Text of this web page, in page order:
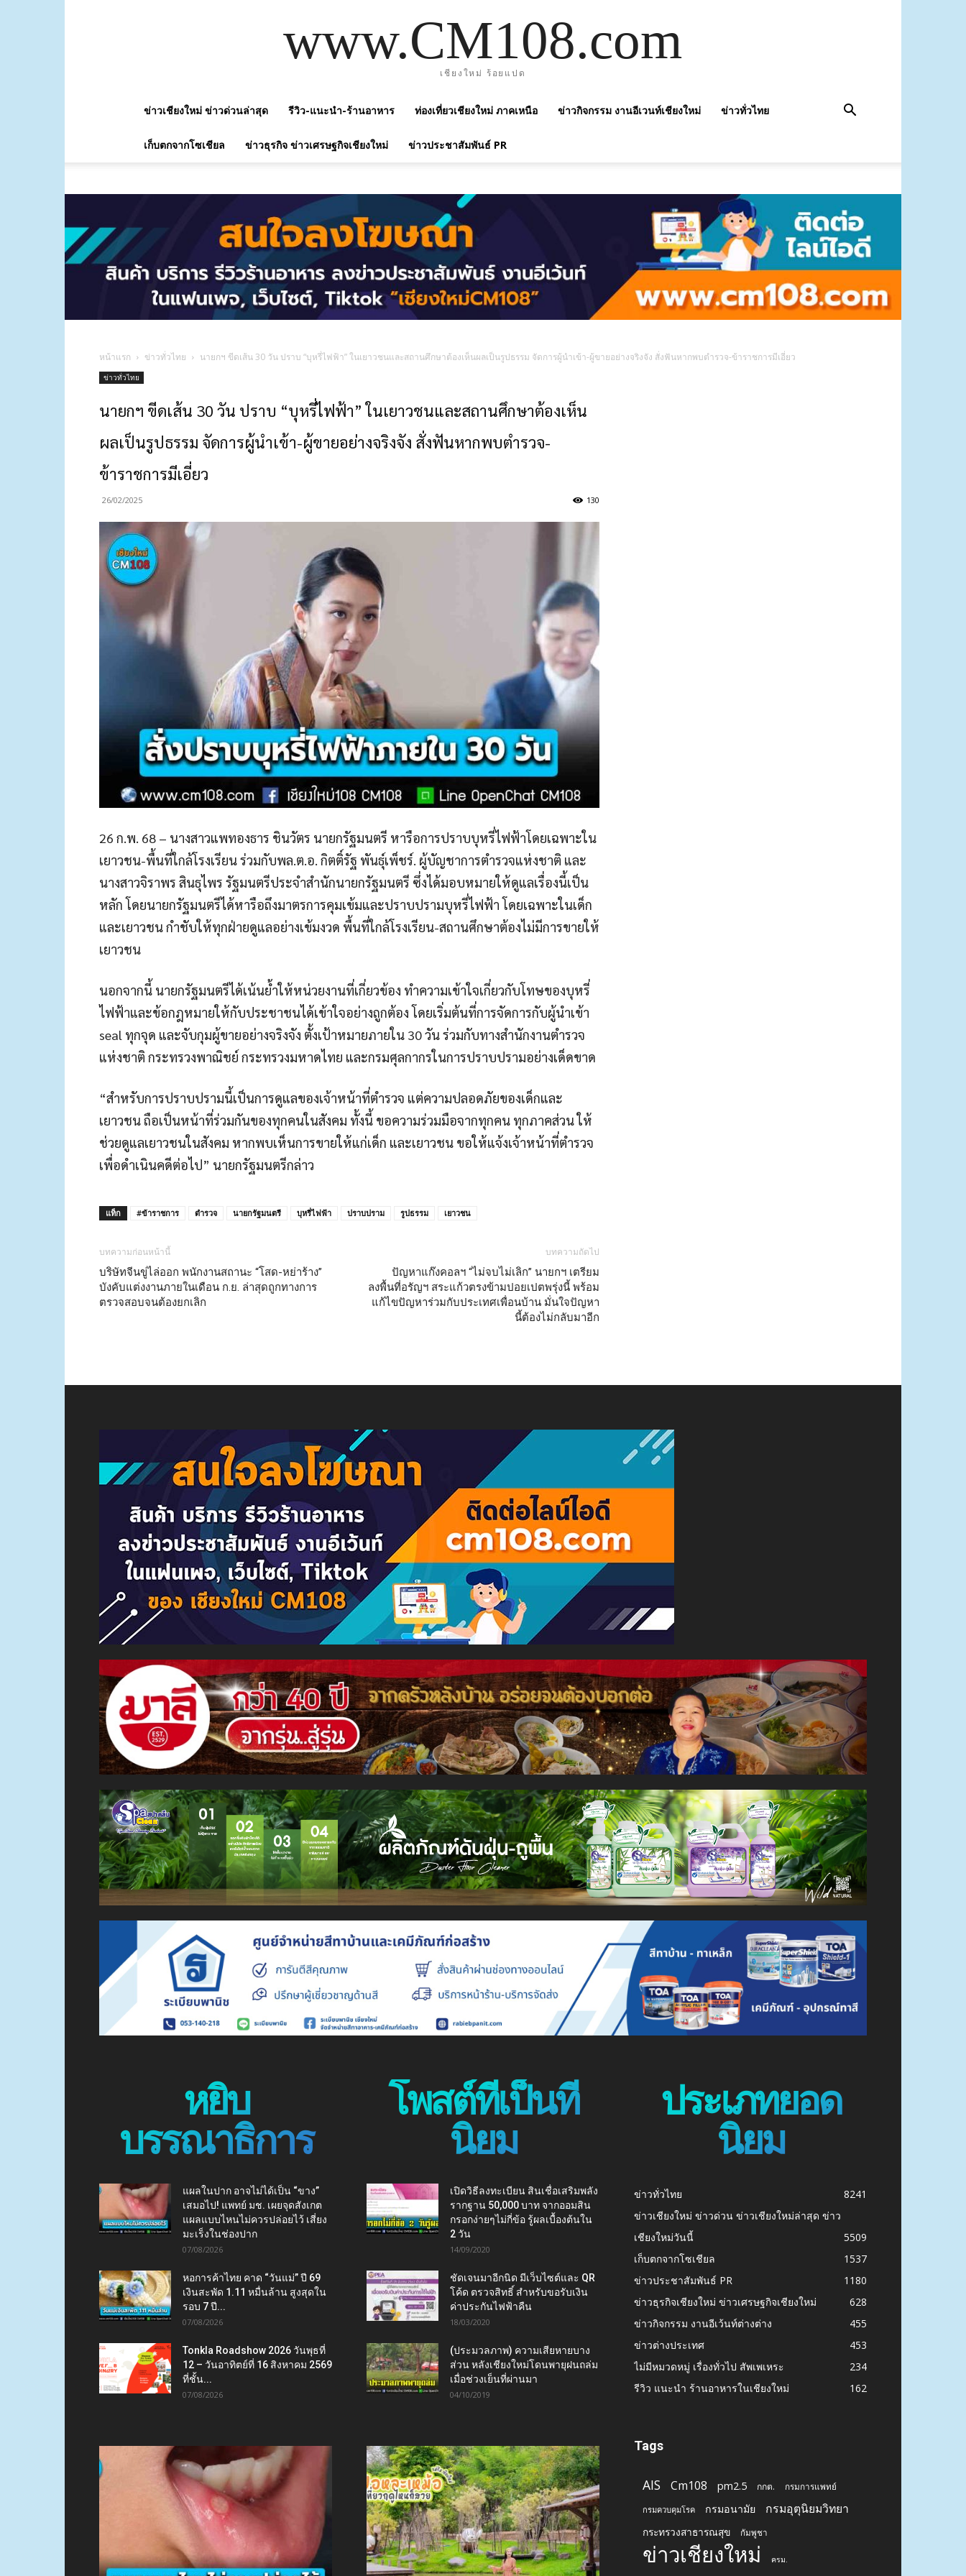
www.CM108.com
เชียงใหม่ ร้อยแปด
ข่าวเชียงใหม่ ข่าวด่วนล่าสุด รีวิว-แนะนำ-ร้านอาหาร ท่องเที่ยวเชียงใหม่ ภาคเหนือ ข่าวกิจกรรม งานอีเวนท์เชียงใหม่ ข่าวทั่วไทย
เก็บตกจากโซเชียล ข่าวธุรกิจ ข่าวเศรษฐกิจเชียงใหม่ ข่าวประชาสัมพันธ์ PR
หน้าแรก ข่าวทั่วไทย นายกฯ ขีดเส้น 30 วัน ปราบ “บุหรี่ไฟฟ้า” ในเยาวชนและสถานศึกษาต้องเห็นผลเป็นรูปธรรม จัดการผู้นำเข้า-ผู้ขายอย่างจริงจัง สั่งฟันหากพบตำรวจ-ข้าราชการมีเอี่ยว
ข่าวทั่วไทย
นายกฯ ขีดเส้น 30 วัน ปราบ “บุหรี่ไฟฟ้า” ในเยาวชนและสถานศึกษาต้องเห็น
ผลเป็นรูปธรรม จัดการผู้นำเข้า-ผู้ขายอย่างจริงจัง สั่งฟันหากพบตำรวจ-
ข้าราชการมีเอี่ยว
26/02/2025 130
26 ก.พ. 68 – นางสาวแพทองธาร ชินวัตร นายกรัฐมนตรี หารือการปราบบุหรี่ไฟฟ้าโดยเฉพาะใน
เยาวชน-พื้นที่ใกล้โรงเรียน ร่วมกับพล.ต.อ. กิตติ์รัฐ พันธุ์เพ็ชร์. ผู้บัญชาการตำรวจแห่งชาติ และ
นางสาวจิราพร สินธุไพร รัฐมนตรีประจำสำนักนายกรัฐมนตรี ซึ่งได้มอบหมายให้ดูแลเรื่องนี้เป็น
หลัก โดยนายกรัฐมนตรีได้หารือถึงมาตรการคุมเข้มและปราบปรามบุหรี่ไฟฟ้า โดยเฉพาะในเด็ก
และเยาวชน กำชับให้ทุกฝ่ายดูแลอย่างเข้มงวด พื้นที่ใกล้โรงเรียน-สถานศึกษาต้องไม่มีการขายให้
เยาวชน
นอกจากนี้ นายกรัฐมนตรีได้เน้นย้ำให้หน่วยงานที่เกี่ยวข้อง ทำความเข้าใจเกี่ยวกับโทษของบุหรี่
ไฟฟ้าและข้อกฎหมายให้กับประชาชนได้เข้าใจอย่างถูกต้อง โดยเริ่มต้นที่การจัดการกับผู้นำเข้า
seal ทุกจุด และจับกุมผู้ขายอย่างจริงจัง ตั้งเป้าหมายภายใน 30 วัน ร่วมกับทางสำนักงานตำรวจ
แห่งชาติ กระทรวงพาณิชย์ กระทรวงมหาดไทย และกรมศุลกากรในการปราบปรามอย่างเด็ดขาด
“สำหรับการปราบปรามนี้เป็นการดูแลของเจ้าหน้าที่ตำรวจ แต่ความปลอดภัยของเด็กและ
เยาวชน ถือเป็นหน้าที่ร่วมกันของทุกคนในสังคม ทั้งนี้ ขอความร่วมมือจากทุกคน ทุกภาคส่วน ให้
ช่วยดูแลเยาวชนในสังคม หากพบเห็นการขายให้แก่เด็ก และเยาวชน ขอให้แจ้งเจ้าหน้าที่ตำรวจ
เพื่อดำเนินคดีต่อไป” นายกรัฐมนตรีกล่าว
แท็ก #ข้าราชการ ตำรวจ นายกรัฐมนตรี บุหรี่ไฟฟ้า ปราบปราม รูปธรรม เยาวชน
บทความก่อนหน้านี้
บริษัทจีนขู่ไล่ออก พนักงานสถานะ “โสด-หย่าร้าง”
บังคับแต่งงานภายในเดือน ก.ย. ล่าสุดถูกทางการ
ตรวจสอบจนต้องยกเลิก
บทความถัดไป
ปัญหาแก๊งคอลฯ “ไม่จบไม่เลิก” นายกฯ เตรียม
ลงพื้นที่อรัญฯ สระแก้วตรงข้ามปอยเปตพรุ่งนี้ พร้อม
แก้ไขปัญหาร่วมกับประเทศเพื่อนบ้าน มั่นใจปัญหา
นี้ต้องไม่กลับมาอีก
หยิบ
บรรณาธิการ
แผลในปาก อาจไม่ได้เป็น “ขาง”
เสมอไป! แพทย์ มช. เผยจุดสังเกต
แผลแบบไหนไม่ควรปล่อยไว้ เสี่ยง
มะเร็งในช่องปาก
07/08/2026
หอการค้าไทย คาด “วันแม่” ปี 69
เงินสะพัด 1.11 หมื่นล้าน สูงสุดใน
รอบ 7 ปี...
07/08/2026
Tonkla Roadshow 2026 วันพุธที่
12 – วันอาทิตย์ที่ 16 สิงหาคม 2569
ที่ชั้น...
07/08/2026
โพสต์ที่เป็นที่
นิยม
เปิดวิธีลงทะเบียน สินเชื่อเสริมพลัง
รากฐาน 50,000 บาท จากออมสิน
กรอกง่ายๆไม่กี่ข้อ รู้ผลเบื้องต้นใน
2 วัน
14/09/2020
ชัดเจนมาอีกนิด มีเว็บไซต์และ QR
โค้ด ตรวจสิทธิ์ สำหรับขอรับเงิน
ค่าประกันไฟฟ้าคืน
18/03/2020
(ประมวลภาพ) ความเสียหายบาง
ส่วน หลังเชียงใหม่โดนพายุฝนถล่ม
เมื่อช่วงเย็นที่ผ่านมา
04/10/2019
ประเภทยอด
นิยม
ข่าวทั่วไทย
8241
ข่าวเชียงใหม่ ข่าวด่วน ข่าวเชียงใหม่ล่าสุด ข่าว
เชียงใหม่วันนี้
5509
เก็บตกจากโซเชียล
1537
ข่าวประชาสัมพันธ์ PR
1180
ข่าวธุรกิจเชียงใหม่ ข่าวเศรษฐกิจเชียงใหม่
628
ข่าวกิจกรรม งานอีเว้นท์ต่างต่าง
455
ข่าวต่างประเทศ
453
ไม่มีหมวดหมู่ เรื่องทั่วไป สัพเพเหระ
234
รีวิว แนะนำ ร้านอาหารในเชียงใหม่
162
Tags
AIS Cm108 pm2.5 กกต. กรมการแพทย์
กรมควบคุมโรค กรมอนามัย กรมอุตุนิยมวิทยา
กระทรวงสาธารณสุข กัมพูชา
ข่าวเชียงใหม่ ครม.